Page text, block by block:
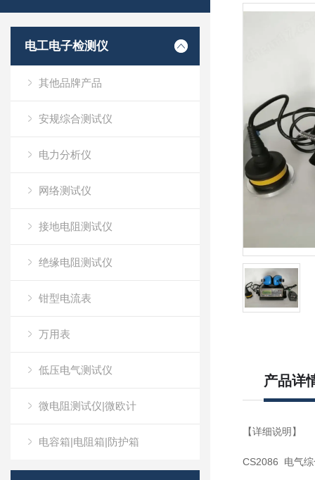
电工电子检测仪
其他品牌产品
安规综合测试仪
电力分析仪
网络测试仪
接地电阻测试仪
绝缘电阻测试仪
钳型电流表
万用表
低压电气测试仪
微电阻测试仪|微欧计
电容箱|电阻箱|防护箱
产品详
【详细说明】
CS2086 电气